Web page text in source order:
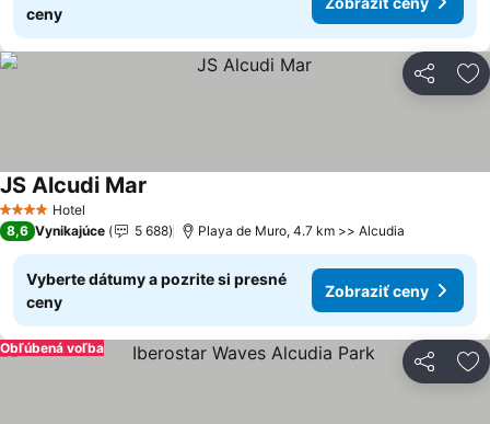
ceny
Zdieľať
4 Počet hviezdičiek
Hotel
JS Alcudi Mar
8,6 Vynikajúce 5 688 Playa de Muro, 4.7 km >> Alcudia
Vyberte dátumy a pozrite si presné
ceny
Zobraziť ceny
Zdieľať
Obľúbená voľba